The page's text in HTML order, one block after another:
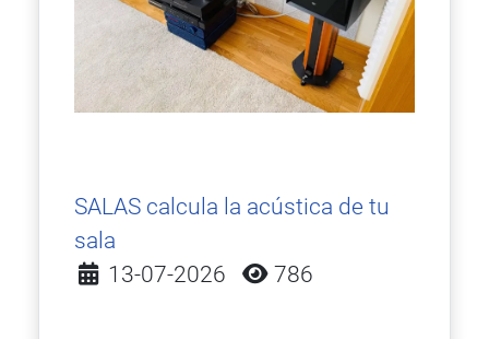
SALAS calcula la acústica de tu
sala
Detalles
13-07-2026 786